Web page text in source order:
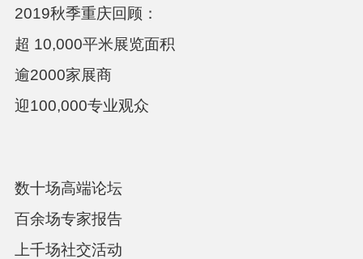
2019秋季重庆回顾：
超 10,000平米展览面积
逾2000家展商
迎100,000专业观众
数十场高端论坛
百余场专家报告
上千场社交活动